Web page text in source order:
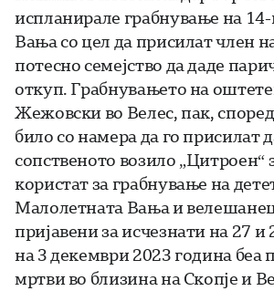
испланирале грабнување на
Вања со цел да присилат член
потесно семејство да даде
откуп. Грабнувањето на
Жежовски во Велес, пак,
било со намера да го присилат
сопственото возило „Цитроен“
користат за грабнување на
Малолетната Вања и
пријавени за исчезнати на 27
на 3 декември 2023 година беа
мртви во близина на Скопје и